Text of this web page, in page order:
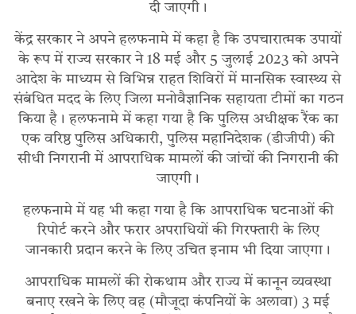
दी जाएगी।
केंद्र सरकार ने अपने हलफनामे में कहा है कि उपचारात्मक उपायों
के रूप में राज्य सरकार ने 18 मई और 5 जुलाई 2023 को अपने
आदेश के माध्यम से विभिन्न राहत शिविरों में मानसिक स्वास्थ्य से
संबंधित मदद के लिए जिला मनोवैज्ञानिक सहायता टीमों का गठन
किया है। हलफनामे में कहा गया है कि पुलिस अधीक्षक रैंक का
एक वरिष्ठ पुलिस अधिकारी, पुलिस महानिदेशक (डीजीपी) की
सीधी निगरानी में आपराधिक मामलों की जांचों की निगरानी की
जाएगी।
हलफनामे में यह भी कहा गया है कि आपराधिक घटनाओं की
रिपोर्ट करने और फरार अपराधियों की गिरफ्तारी के लिए
जानकारी प्रदान करने के लिए उचित इनाम भी दिया जाएगा।
आपराधिक मामलों की रोकथाम और राज्य में कानून व्यवस्था
बनाए रखने के लिए वह (मौजूदा कंपनियों के अलावा) 3 मई